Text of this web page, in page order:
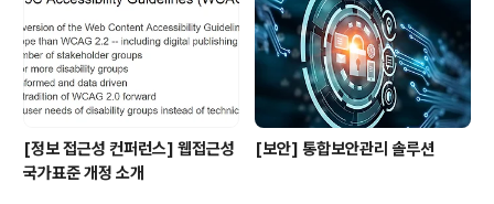
[정보 접근성 컨퍼런스] 웹접근성
국가표준 개정 소개
[보안] 통합보안관리 솔루션